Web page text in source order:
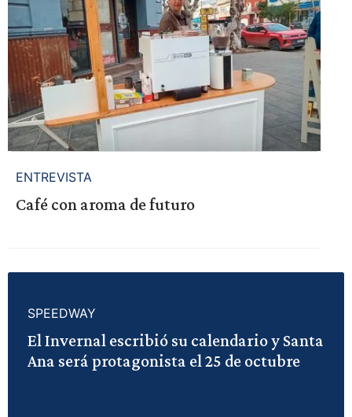
ENTREVISTA
Café con aroma de futuro
SPEEDWAY
El Invernal escribió su calendario y Santa
Ana será protagonista el 25 de octubre